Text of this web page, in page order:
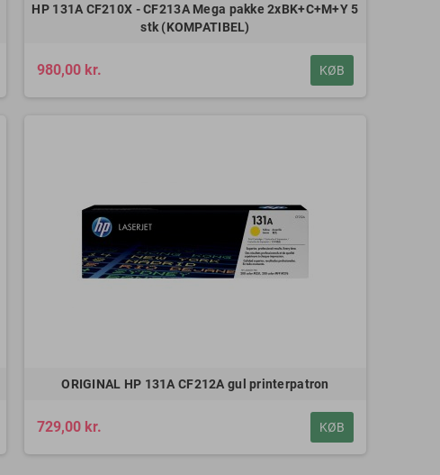
HP 131A CF210X - CF213A Mega pakke 2xBK+C+M+Y 5
stk (KOMPATIBEL)
980,00 kr. KØB
ORIGINAL HP 131A CF212A gul printerpatron
729,00 kr. KØB